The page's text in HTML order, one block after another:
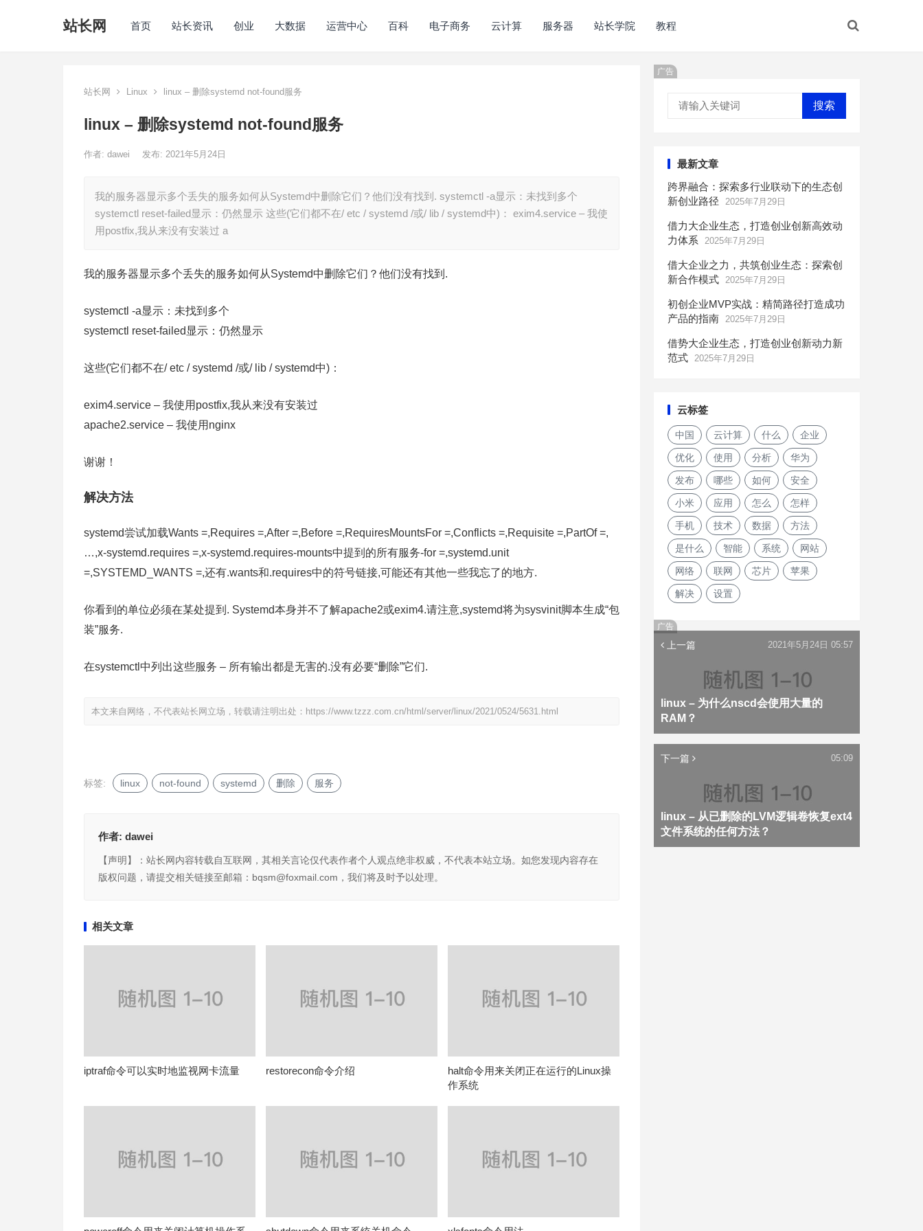
站长网 首页 站长资讯 创业 大数据 运营中心 百科 电子商务 云计算 服务器 站长学院 教程
站长网 Linux linux – 删除systemd not-found服务
linux – 删除systemd not-found服务
作者: dawei 发布: 2021年5月24日
我的服务器显示多个丢失的服务如何从Systemd中删除它们？他们没有找到. systemctl -a显示：未找到多个
systemctl reset-failed显示：仍然显示 这些(它们都不在/ etc / systemd /或/ lib / systemd中)： exim4.service – 我使
用postfix,我从来没有安装过 a
我的服务器显示多个丢失的服务如何从Systemd中删除它们？他们没有找到.
systemctl -a显示：未找到多个
systemctl reset-failed显示：仍然显示
这些(它们都不在/ etc / systemd /或/ lib / systemd中)：
exim4.service – 我使用postfix,我从来没有安装过
apache2.service – 我使用nginx
谢谢！
解决方法
systemd尝试加载Wants =,Requires =,After =,Before =,RequiresMountsFor =,Conflicts =,Requisite =,PartOf =,
…,x-systemd.requires =,x-systemd.requires-mounts中提到的所有服务-for =,systemd.unit
=,SYSTEMD_WANTS =,还有.wants和.requires中的符号链接,可能还有其他一些我忘了的地方.
你看到的单位必须在某处提到. Systemd本身并不了解apache2或exim4.请注意,systemd将为sysvinit脚本生成“包
装”服务.
在systemctl中列出这些服务 – 所有输出都是无害的.没有必要“删除”它们.
本文来自网络，不代表站长网立场，转载请注明出处： https://www.tzzz.com.cn/html/server/linux/2021/0524/5631.html
标签: linux not-found systemd 删除 服务
作者: dawei
【声明】：站长网内容转载自互联网，其相关言论仅代表作者个人观点绝非权威，不代表本站立场。如您发现内容存在
版权问题，请提交相关链接至邮箱：bqsm@foxmail.com，我们将及时予以处理。
相关文章
iptraf命令可以实时地监视网卡流量 restorecon命令介绍
halt命令用来关闭正在运行的Linux操
作系统
广告
搜索
最新文章
跨界融合：探索多行业联动下的生态创
新创业路径
2025年7月29日
借力大企业生态，打造创业创新高效动
力体系
2025年7月29日
借大企业之力，共筑创业生态：探索创
新合作模式 2025年7月29日
初创企业MVP实战：精简路径打造成功
产品的指南 2025年7月29日
借势大企业生态，打造创业创新动力新
范式 2025年7月29日
云标签
中国 云计算 什么 企业
优化 使用 分析 华为
发布 哪些 如何 安全
小米 应用 怎么 怎样
手机 技术 数据 方法
是什么 智能 系统 网站
网络 联网 芯片 苹果
解决 设置
广告
上一篇
linux – 为什么nscd会使用大量的
RAM？
2021年5月24日 05:57
下一篇
linux – 从已删除的LVM逻辑卷恢复ext4
文件系统的任何方法？
05:09